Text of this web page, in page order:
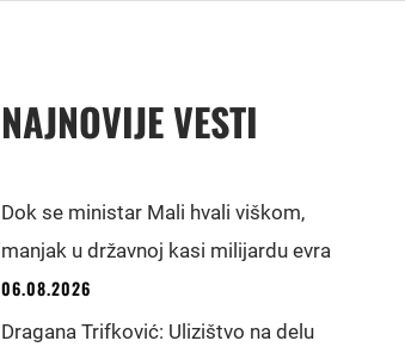
NAJNOVIJE VESTI
Dok se ministar Mali hvali viškom,
manjak u državnoj kasi milijardu evra
06.08.2026
Dragana Trifković: Ulizištvo na delu